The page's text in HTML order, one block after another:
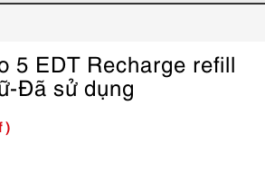
5 EDT Recharge refill
Đã sử dụng
)